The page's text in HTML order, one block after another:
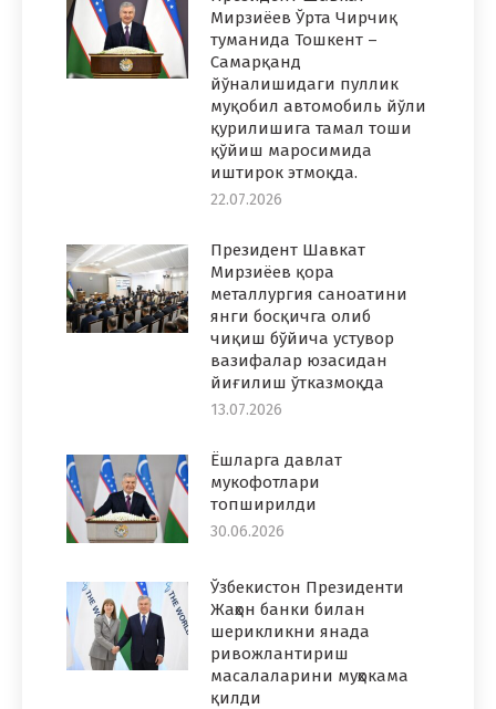
Мирзиёев Ўрта Чирчиқ
туманида Тошкент –
Самарқанд
йўналишидаги пуллик
муқобил автомобиль йўли
қурилишига тамал тоши
қўйиш маросимида
иштирок этмоқда.
22.07.2026
Президент Шавкат
Мирзиёев қора
металлургия саноатини
янги босқичга олиб
чиқиш бўйича устувор
вазифалар юзасидан
йиғилиш ўтказмоқда
13.07.2026
Ёшларга давлат
мукофотлари
топширилди
30.06.2026
Ўзбекистон Президенти
Жаҳон банки билан
шерикликни янада
ривожлантириш
масалаларини муҳокама
қилди